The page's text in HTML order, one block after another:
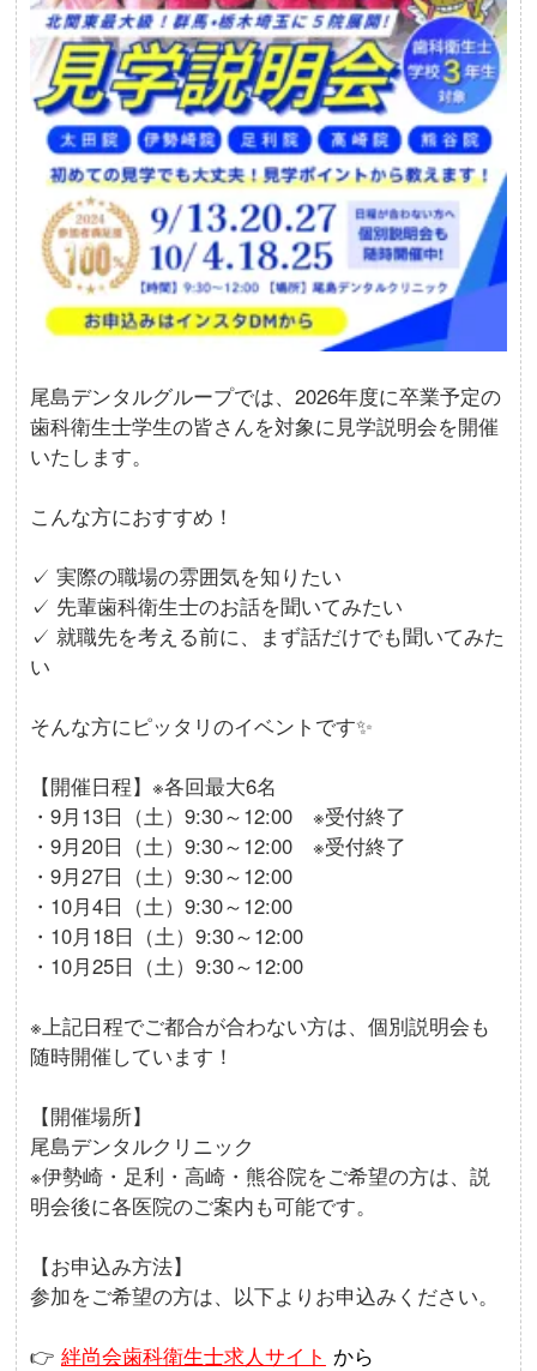
尾島デンタルグループでは、2026年度に卒業予定の
歯科衛生士学生の皆さんを対象に見学説明会を開催
いたします。
こんな方におすすめ！
✓ 実際の職場の雰囲気を知りたい
✓ 先輩歯科衛生士のお話を聞いてみたい
✓ 就職先を考える前に、まず話だけでも聞いてみた
い
そんな方にピッタリのイベントです✨
【開催日程】※各回最大6名
・9月13日（土）9:30～12:00 ※受付終了
・9月20日（土）9:30～12:00 ※受付終了
・9月27日（土）9:30～12:00
・10月4日（土）9:30～12:00
・10月18日（土）9:30～12:00
・10月25日（土）9:30～12:00
※上記日程でご都合が合わない方は、個別説明会も
随時開催しています！
【開催場所】
尾島デンタルクリニック
※伊勢崎・足利・高崎・熊谷院をご希望の方は、説
明会後に各医院のご案内も可能です。
【お申込み方法】
参加をご希望の方は、以下よりお申込みください。
👉 絆尚会歯科衛生士求人サイト から